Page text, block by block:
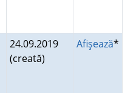
24.09.2019
(creată)
Afişează*